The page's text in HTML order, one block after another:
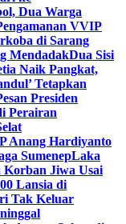
Dua Warga
VVIP
di Sarang
MendadakDua Sisi
Naik Pangkat,
Tetapkan
Presiden
Perairan
Anang Hardiyanto
SumenepLaka
Korban Jiwa Usai
Lansia di
Tak Keluar